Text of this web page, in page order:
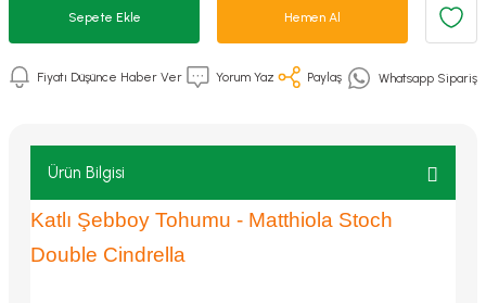
Sepete Ekle Hemen Al
Fiyatı Düşünce Haber Ver Yorum Yaz Paylaş Whatsapp Sipariş
Ürün Bilgisi
Katlı Şebboy Tohumu - Matthiola Stoch
Double Cindrella